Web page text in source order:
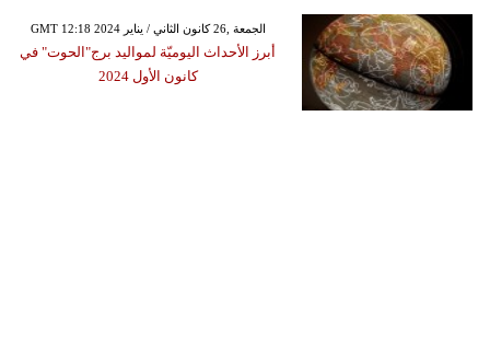
GMT 12:18 2024 الجمعة ,26 كانون الثاني / يناير
أبرز الأحداث اليوميّة لمواليد برج"الحوت" في
كانون الأول 2024